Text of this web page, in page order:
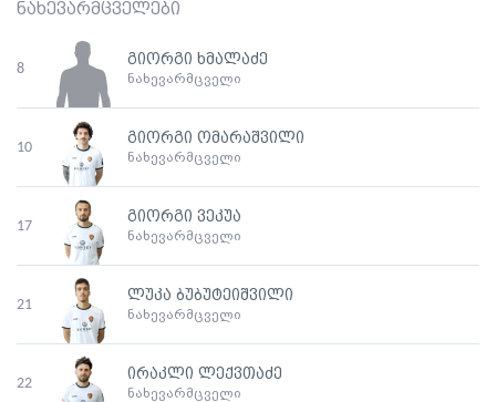
ნახევარმცველები
8
გიორგი ხმალაძე
ნახევარმცველი
10
გიორგი ომარაშვილი
ნახევარმცველი
17
გიორგი ვეკუა
ნახევარმცველი
21
ლუკა ბუბუტეიშვილი
ნახევარმცველი
22
ირაკლი ლექვთაძე
ნახევარმცველი